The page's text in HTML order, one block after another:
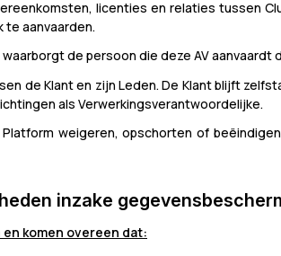
licenties en relaties tussen
te aanvaarden.
waarborgt de persoon die deze AV
de Klant en zijn Leden. De Klant blijft
als Verwerkingsverantwoordelijke.
weigeren, opschorten of
inzake
en komen overeen dat: